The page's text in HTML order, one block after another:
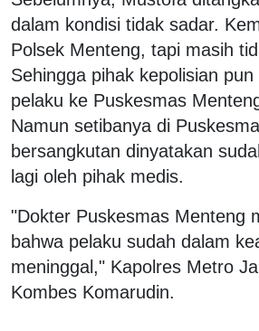
dalam kondisi tidak sadar.
Polsek Menteng, tapi masih
Sehingga pihak kepolisian
pelaku ke Puskesmas
Namun setibanya di
bersangkutan dinyatakan
lagi oleh pihak medis.
"Dokter Puskesmas Menteng
bahwa pelaku sudah dalam
meninggal," Kapolres Metro
Kombes Komarudin.